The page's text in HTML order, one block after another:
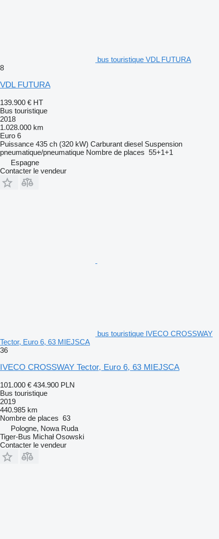
bus touristique VDL FUTURA
8
VDL FUTURA
139.900 € HT
Bus touristique
2018
1.028.000 km
Euro 6
Puissance 435 ch (320 kW) Carburant diesel Suspension
pneumatique/pneumatique Nombre de places 55+1+1
Espagne
Contacter le vendeur
bus touristique IVECO CROSSWAY
Tector, Euro 6, 63 MIEJSCA
36
IVECO CROSSWAY Tector, Euro 6, 63 MIEJSCA
101.000 € 434.900 PLN
Bus touristique
2019
440.985 km
Nombre de places 63
Pologne, Nowa Ruda
Tiger-Bus Michał Osowski
Contacter le vendeur